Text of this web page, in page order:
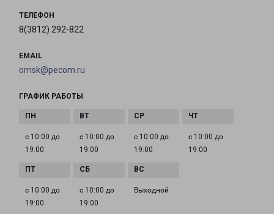
ТЕЛЕФОН
8(3812) 292-822
EMAIL
omsk@pecom.ru
ГРАФИК РАБОТЫ
с 10:00 до
19:00
с 10:00 до
19:00
с 10:00 до
19:00
с 10:00 до
19:00
с 10:00 до
19:00
с 10:00 до
19:00
Выходной